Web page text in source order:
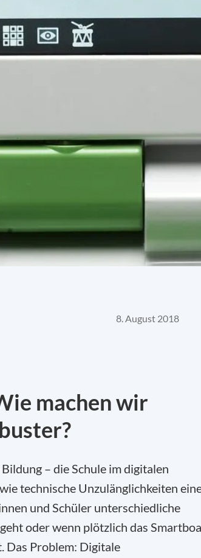
8. August 2018
machen wir
– die Schule im digitalen
technische Unzulänglichkeiten
und Schüler unterschiedliche
oder wenn plötzlich das
Das Problem: Digitale